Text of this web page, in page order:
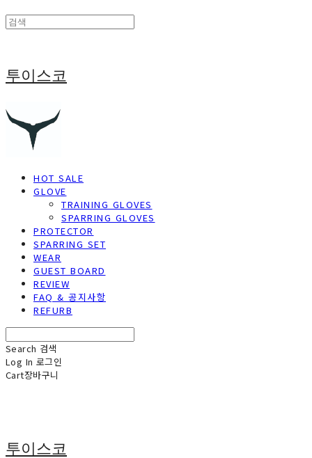
투이스코
HOT SALE
GLOVE
TRAINING GLOVES
SPARRING GLOVES
PROTECTOR
SPARRING SET
WEAR
GUEST BOARD
REVIEW
FAQ & 공지사항
REFURB
Search 검색
Log In 로그인
Cart장바구니
투이스코